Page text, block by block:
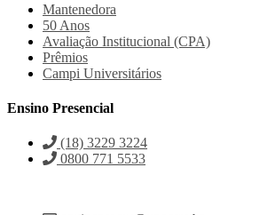
Mantenedora
50 Anos
Avaliação Institucional (CPA)
Prêmios
Campi Universitários
Ensino Presencial
(18) 3229 3224
0800 771 5533